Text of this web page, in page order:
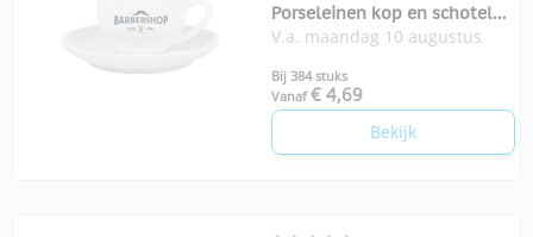
Porseleinen kop en schotel
Madeleine
V.a. maandag 10 augustus
Bij 384 stuks
Vanaf € 4,69
Bekijk